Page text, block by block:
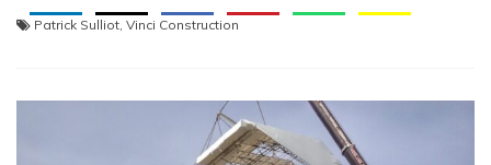
Patrick Sulliot, Vinci Construction